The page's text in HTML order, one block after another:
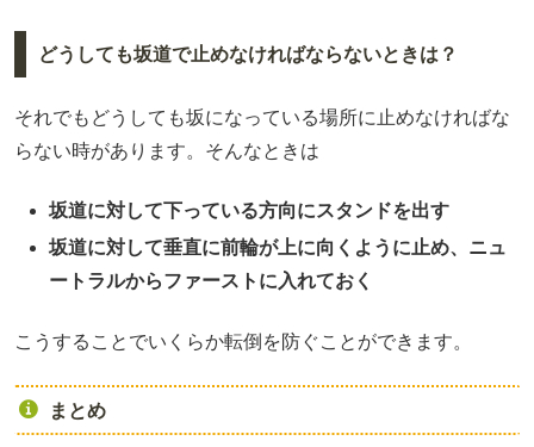
どうしても坂道で止めなければならないときは？
それでもどうしても坂になっている場所に止めなければな
らない時があります。そんなときは
坂道に対して下っている方向にスタンドを出す
坂道に対して垂直に前輪が上に向くように止め、ニュ
ートラルからファーストに入れておく
こうすることでいくらか転倒を防ぐことができます。
まとめ